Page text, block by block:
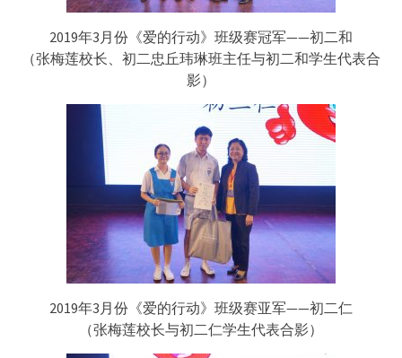
2019年3月份《爱的行动》班级赛冠军——初二和
（张梅莲校长、初二忠丘玮琳班主任与初二和学生代表合
影）
2019年3月份《爱的行动》班级赛亚军——初二仁
（张梅莲校长与初二仁学生代表合影）